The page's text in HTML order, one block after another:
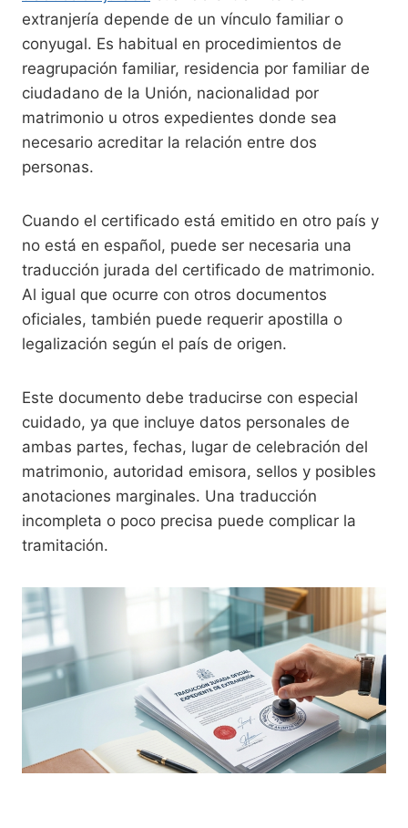
extranjería depende de un vínculo familiar o
conyugal. Es habitual en procedimientos de
reagrupación familiar, residencia por familiar de
ciudadano de la Unión, nacionalidad por
matrimonio u otros expedientes donde sea
necesario acreditar la relación entre dos
personas.
Cuando el certificado está emitido en otro país y
no está en español, puede ser necesaria una
traducción jurada del certificado de matrimonio.
Al igual que ocurre con otros documentos
oficiales, también puede requerir apostilla o
legalización según el país de origen.
Este documento debe traducirse con especial
cuidado, ya que incluye datos personales de
ambas partes, fechas, lugar de celebración del
matrimonio, autoridad emisora, sellos y posibles
anotaciones marginales. Una traducción
incompleta o poco precisa puede complicar la
tramitación.